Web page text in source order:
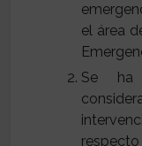
el área
Se ha